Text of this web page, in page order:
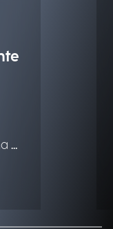
di